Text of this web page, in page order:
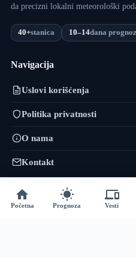
da precizni lokalni meteorološki
40+stanica 10–14dana
Navigacija
Uslovi korišćenja
Politika privatnosti
O nama
Kontakt
VojvodinaMeteo mreža
Početna Prognoza Vesti